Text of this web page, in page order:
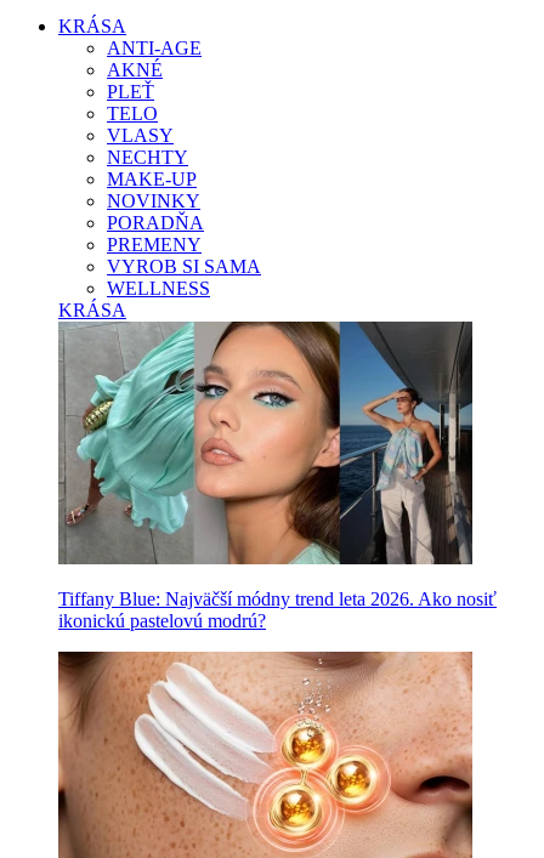
KRÁSA
ANTI-AGE
AKNÉ
PLEŤ
TELO
VLASY
NECHTY
MAKE-UP
NOVINKY
PORADŇA
PREMENY
VYROB SI SAMA
WELLNESS
KRÁSA
Tiffany Blue: Najväčší módny trend leta 2026. Ako nosiť
ikonickú pastelovú modrú?